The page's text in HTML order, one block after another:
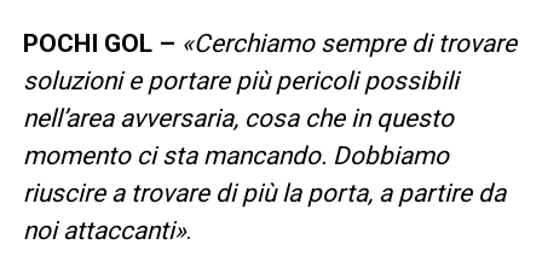
POCHI GOL – «Cerchiamo sempre di trovare
soluzioni e portare più pericoli possibili
nell’area avversaria, cosa che in questo
momento ci sta mancando. Dobbiamo
riuscire a trovare di più la porta, a partire da
noi attaccanti».